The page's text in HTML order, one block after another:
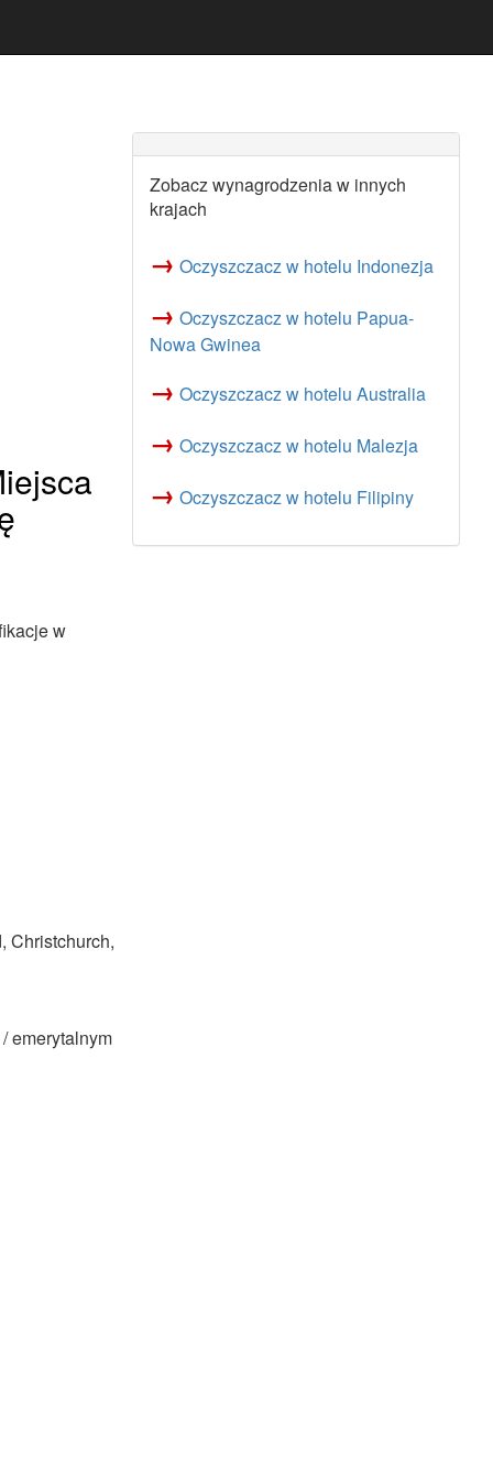
w
Christchurch,
emerytalnym
Zobacz wynagrodzenia w innych
krajach
→ Oczyszczacz w hotelu Indonezja
→ Oczyszczacz w hotelu Papua-
Nowa Gwinea
→ Oczyszczacz w hotelu Australia
→ Oczyszczacz w hotelu Malezja
→ Oczyszczacz w hotelu Filipiny